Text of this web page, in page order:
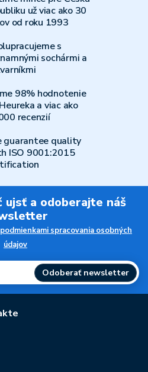
už viac ako 30
od roku 1993
s
sochármi a
98% hodnotenie
a viac ako
recenzií
guarantee quality
ISO 9001:2015
ujsť a odoberajte náš
podmienkami spracovania osobných
údajov
Odoberať newsletter